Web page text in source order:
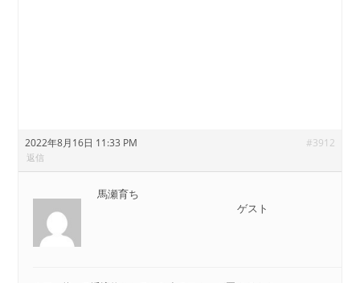
2022年8月16日 11:33 PM #3912
返信
馬瀬育ち
ゲスト